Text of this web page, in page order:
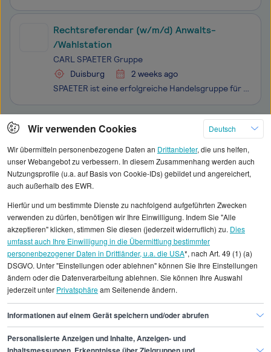
Rechtsreferendar (w/m/d) Anwalts-
/Wahlstation
CARL SPAETER Gruppe
Duisburg
2 weeks ago
SPAETER ist eine erfolgreiche Handelsgruppe für Stahl, Aluminium, Edelstahl, Kunststoffe und Rohstoffe mit fast 1.500 Mitarbeitenden und über 2 Mrd. Umsatz an mehr als 25 Standorten bundesweit. Unsere Erfolgsbasis: Qualifizierte Mitarbeiterinnen und Mitarbeiter, beste Kunden- und Lieferantenbez
Klicken Sie hier, um weitere Angebote anzuzeigen
statistischen Erhebungen durch StepStone. Es sind
Durchschnittswerte und die Angaben können nicht
einzelnen Stellenangeboten zugeordnet werden.
Gehaltsinformationen Recht
Wirtschaftsjurist/in
Wirtschaftsjurist/in Duisburg
Wir verwenden Cookies
Deutsch
Wir übermitteln personenbezogene Daten an Drittanbieter, die uns helfen,
unser Webangebot zu verbessern. In diesem Zusammenhang werden auch
Nutzungsprofile (u.a. auf Basis von Cookie-IDs) gebildet und angereichert,
auch außerhalb des EWR.
Hierfür und um bestimmte Dienste zu nachfolgend aufgeführten Zwecken
verwenden zu dürfen, benötigen wir Ihre Einwilligung. Indem Sie "Alle
akzeptieren" klicken, stimmen Sie diesen (jederzeit widerruflich) zu. Dies
umfasst auch Ihre Einwilligung in die Übermittlung bestimmter
personenbezogener Daten in Drittländer, u.a. die USA*, nach Art. 49 (1) (a)
DSGVO. Unter "Einstellungen oder ablehnen" können Sie Ihre Einstellungen
ändern oder die Datenverarbeitung ablehnen. Sie können Ihre Auswahl
jederzeit unter Privatsphäream Seitenende ändern.
Informationen auf einem Gerät speichern und/oder abrufen
Personalisierte Anzeigen und Inhalte, Anzeigen- und